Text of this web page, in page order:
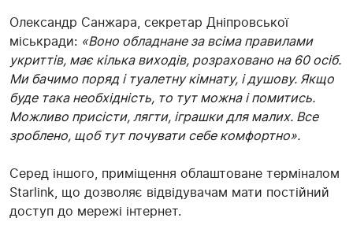
Олександр Санжара, секретар Дніпровської
міськради: «Воно обладнане за всіма правилами
укриттів, має кілька виходів, розраховано на 60 осіб.
Ми бачимо поряд і туалетну кімнату, і душову. Якщо
буде така необхідність, то тут можна і помитись.
Можливо присісти, лягти, іграшки для малих. Все
зроблено, щоб тут почувати себе комфортно».
Серед іншого, приміщення облаштоване терміналом
Starlink, що дозволяє відвідувачам мати постійний
доступ до мережі інтернет.